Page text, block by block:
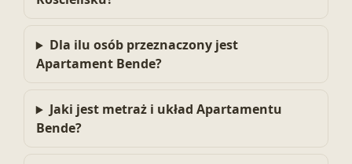
Dla ilu osób przeznaczony jest
Apartament Bende?
Jaki jest metraż i układ Apartamentu
Bende?